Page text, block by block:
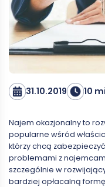
31.10.2019 10
Najem okazjonalny to
popularne wśród
którzy chcą
problemami z
szczególnie w
bardziej opłacalną